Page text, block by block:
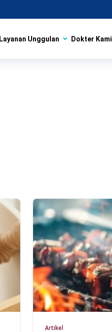
Layanan Unggulan Dokter Kami
Artikel